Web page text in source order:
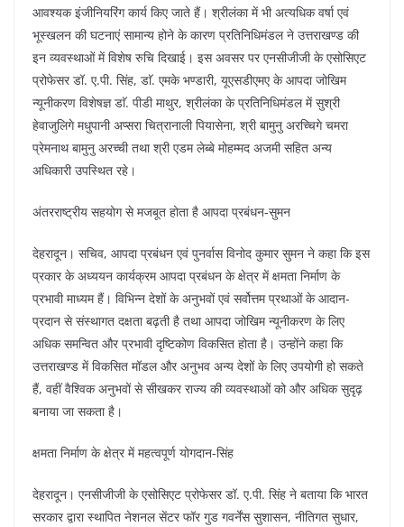
आवश्यक इंजीनियरिंग कार्य किए जाते हैं। श्रीलंका में भी अत्यधिक वर्षा एवं
भूस्खलन की घटनाएं सामान्य होने के कारण प्रतिनिधिमंडल ने उत्तराखण्ड की
इन व्यवस्थाओं में विशेष रुचि दिखाई। इस अवसर पर एनसीजीजी के एसोसिएट
प्रोफेसर डॉ. ए.पी. सिंह, डाॅ. एमके भण्डारी, यूएसडीएमए के आपदा जोखिम
न्यूनीकरण विशेषज्ञ डाॅ. पीडी माथुर, श्रीलंका के प्रतिनिधिमंडल में सुश्री
हेवाजुलिगे मधुपानी अप्सरा चित्रानाली पियासेना, श्री बामुनु अरच्चिगे चमरा
प्रेमनाथ बामुनु अरच्ची तथा श्री एडम लेब्बे मोहम्मद अजमी सहित अन्य
अधिकारी उपस्थित रहे।
अंतरराष्ट्रीय सहयोग से मजबूत होता है आपदा प्रबंधन-सुमन
देहरादून। सचिव, आपदा प्रबंधन एवं पुनर्वास विनोद कुमार सुमन ने कहा कि इस
प्रकार के अध्ययन कार्यक्रम आपदा प्रबंधन के क्षेत्र में क्षमता निर्माण के
प्रभावी माध्यम हैं। विभिन्न देशों के अनुभवों एवं सर्वोत्तम प्रथाओं के आदान-
प्रदान से संस्थागत दक्षता बढ़ती है तथा आपदा जोखिम न्यूनीकरण के लिए
अधिक समन्वित और प्रभावी दृष्टिकोण विकसित होता है। उन्होंने कहा कि
उत्तराखण्ड में विकसित मॉडल और अनुभव अन्य देशों के लिए उपयोगी हो सकते
हैं, वहीं वैश्विक अनुभवों से सीखकर राज्य की व्यवस्थाओं को और अधिक सुदृढ़
बनाया जा सकता है।
क्षमता निर्माण के क्षेत्र में महत्वपूर्ण योगदान-सिंह
देहरादून। एनसीजीजी के एसोसिएट प्रोफेसर डॉ. ए.पी. सिंह ने बताया कि भारत
सरकार द्वारा स्थापित नेशनल सेंटर फॉर गुड गवर्नेंस सुशासन, नीतिगत सुधार,